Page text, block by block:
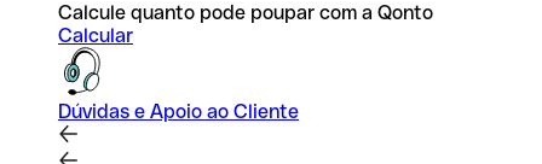
Calcule quanto pode poupar com a Qonto
Calcular
Dúvidas e Apoio ao Cliente